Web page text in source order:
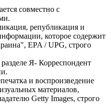
совместно с
републикация и
которое содержит
EPA / UPG, строго
Я- Корреспондент
и воспроизведение
материалов,
Getty Images, строго